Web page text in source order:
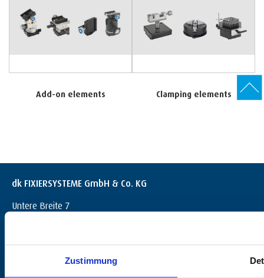
Zustimmung
Add-on elements Clamping elements
dk FIXIERSYSTEME GmbH & Co. KG
Untere Breite 7
info@dk-fixiersysteme.de